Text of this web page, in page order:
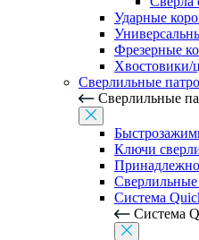
Ударные
Фрезерные
Хвостовики/
Сверлильные
Сверлильные
Ключи
Система
Система